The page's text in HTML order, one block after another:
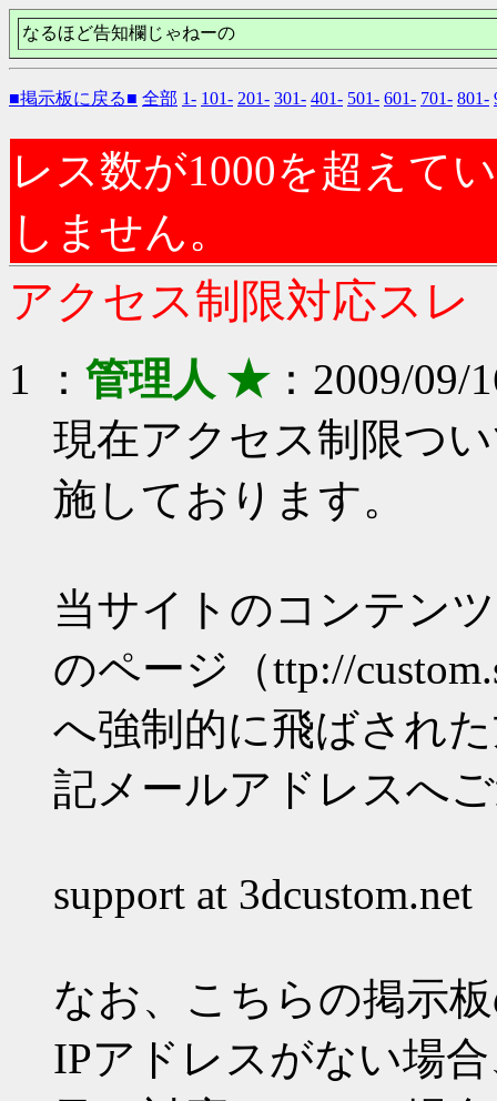
なるほど告知欄じゃねーの
■掲示板に戻る■ 全部 1- 101- 201- 301- 401- 501- 601- 701- 801-
レス数が1000を超えて
しません。
アクセス制限対応スレ
1 ： 管理人 ★：2009/09/
現在アクセス制限つ
施しております。
当サイトのコンテン
のページ（ttp://
へ強制的に飛ばされ
記メールアドレスへ
support at 3dcustom.net
なお、こちらの掲示
IPアドレスがない場